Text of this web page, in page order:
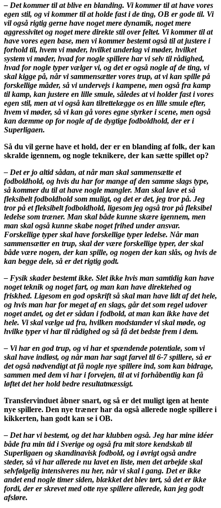
– Det kommer til at blive en blanding. Vi kommer til at have vores
egen stil, og vi kommer til at holde fast i de ting, OB er gode til. Vi
vil også rigtig gerne have noget mere dynamik, noget mere
aggressivitet og noget mere direkte stil over feltet. Vi kommer til at
have vores egen base, men vi kommer bestemt også til at justere i
forhold til, hvem vi møder, hvilket underlag vi møder, hvilket
system vi møder, hvad for nogle spillere har vi selv til rådighed,
hvad for nogle typer vælger vi, og det er også nogle af de ting, vi
skal kigge på, når vi sammensætter vores trup, at vi kan spille på
forskellige måder, så vi undervejs i kampene, men også fra kamp
til kamp, kan justere en lille smule, således at vi holder fast i vores
egen stil, men at vi også kan tilrettelægge os en lille smule efter,
hvem vi møder, så vi kan gå vores egne styrker i scene, men også
kan dæmme op for nogle af de dygtige fodboldhold, der er i
Superligaen.
Så du vil gerne have et hold, der er en blanding af folk, der kan
skralde igennem, og nogle teknikere, der kan sætte spillet op?
– Det er jo altid sådan, at når man skal sammensætte et
fodboldhold, og hvis du har for mange af den samme slags type,
så kommer du til at have nogle mangler. Man skal lave et så
fleksibelt fodboldhold som muligt, og det er det, jeg tror på. Jeg
tror på et fleksibelt fodboldhold, ligesom jeg også tror på fleksibel
ledelse som træner. Man skal både kunne skære igennem, men
man skal også kunne skabe noget frihed under ansvar.
Forskellige typer skal have forskellige typer ledelse. Når man
sammensætter en trup, skal der være forskellige typer, der skal
både være nogen, der kan spille, og nogen der kan slås, og hvis de
kan begge dele, så er det rigtig godt.
– Fysik skader bestemt ikke. Slet ikke hvis man samtidig kan have
noget teknik og noget fart, og man kan have direktehed og
friskhed. Ligesom en god opskrift så skal man have lidt af det hele,
og hvis man har for meget af en slags, går det som regel udover
noget andet, og det er sådan i fodbold, at man kan ikke have det
hele. Vi skal vælge ud fra, hvilken modstander vi skal møde, og
hvilke typer vi har til rådighed og så få det bedste frem i dem.
– Vi har en god trup, og vi har et spændende potentiale, som vi
skal have indløst, og når man har sagt farvel til 6-7 spillere, så er
det også nødvendigt at få nogle nye spillere ind, som kan bidrage,
sammen med dem vi har i forvejen, til at vi forhåbentlig kan få
løftet det her hold bedre resultatmæssigt.
Transfervinduet åbner snart, og så er det muligt igen at hente
nye spillere. Den nye træner har da også allerede nogle spillere i
kikkerten, han godt kan se i OB.
– Det har vi bestemt, og det har klubben også. Jeg har mine idéer
både fra min tid i Sverige og også fra mit store kendskab til
Superligaen og skandinavisk fodbold, og i øvrigt også andre
steder, så vi har allerede nu lavet en liste, men det arbejde skal
selvfølgelig intensiveres nu her, når vi skal i gang. Det er ikke
andet end nogle timer siden, blækket det blev tørt, så det er ikke
fordi, der er skrevet med otte nye spillere allerede, kan jeg godt
afsløre.